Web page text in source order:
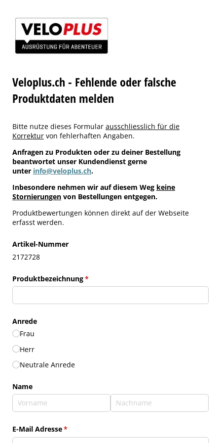
Veloplus.ch - Fehlende oder falsche
Produktdaten melden
Bitte nutze dieses Formular ausschliesslich für die
Korrektur von fehlerhaften Angaben.
Anfragen zu Produkten oder zu deiner Bestellung
beantwortet unser Kundendienst gerne
unter info@veloplus.ch.
Inbesondere nehmen wir auf diesem Weg keine
Stornierungen von Bestellungen entgegen.
Produktbewertungen können direkt auf der Webseite
erfasst werden.
Artikel-Nummer
2172728
Produktbezeichnung*
(erforderlich)
Anrede
Frau
Herr
Neutrale Anrede
Name
E-Mail Adresse*
(erforderlich)